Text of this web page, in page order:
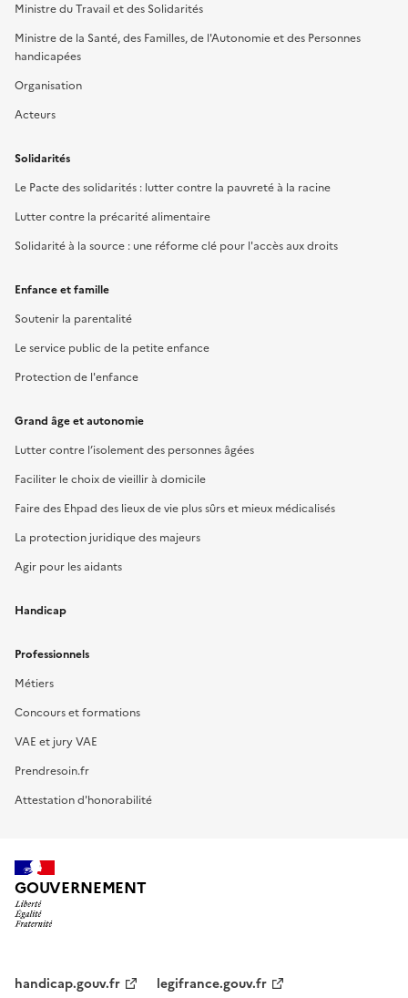
Ministre du Travail et des Solidarités
Ministre de la Santé, des Familles, de l'Autonomie et des Personnes
handicapées
Organisation
Acteurs
Solidarités
Le Pacte des solidarités : lutter contre la pauvreté à la racine
Lutter contre la précarité alimentaire
Solidarité à la source : une réforme clé pour l'accès aux droits
Enfance et famille
Soutenir la parentalité
Le service public de la petite enfance
Protection de l'enfance
Grand âge et autonomie
Lutter contre l’isolement des personnes âgées
Faciliter le choix de vieillir à domicile
Faire des Ehpad des lieux de vie plus sûrs et mieux médicalisés
La protection juridique des majeurs
Agir pour les aidants
Handicap
Professionnels
Métiers
Concours et formations
VAE et jury VAE
Prendresoin.fr
Attestation d'honorabilité
GOUVERNEMENT
handicap.gouv.fr legifrance.gouv.fr